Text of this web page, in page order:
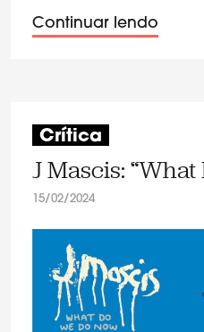
Continuar lendo
Crítica
J Mascis:
15/02/2024